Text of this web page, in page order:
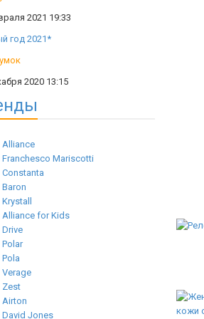
2021 19:33
год 2021*
2020 13:15
Alliance
Franchesco Mariscotti
Constanta
Baron
Krystall
Alliance for Kids
Drive
Polar
Pola
Verage
Zest
Airton
David Jones